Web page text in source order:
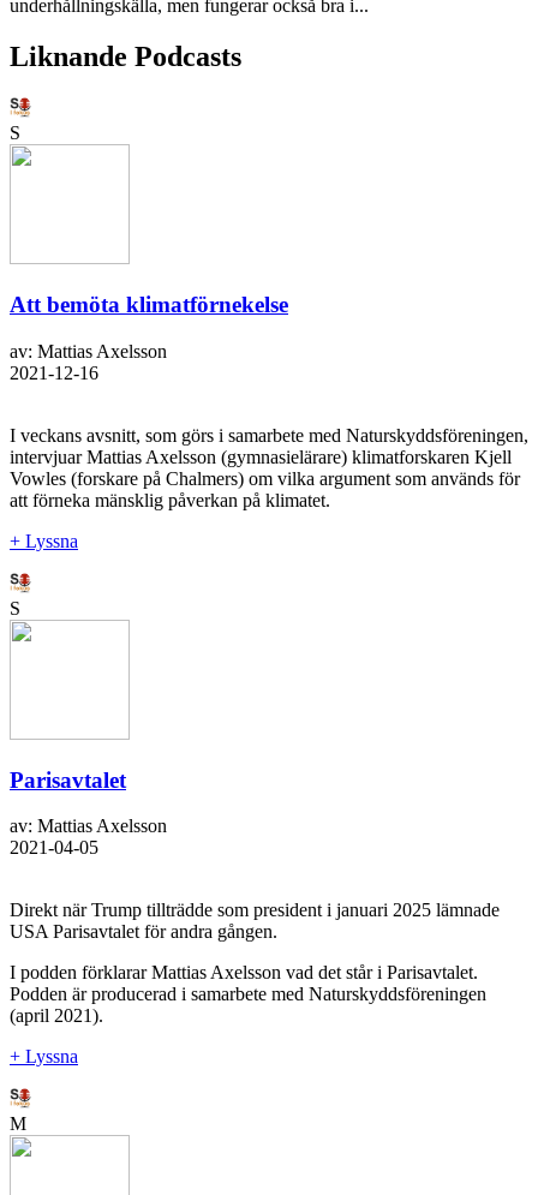
underhållningskälla, men fungerar också bra i...
Liknande Podcasts
S
Att bemöta klimatförnekelse
av: Mattias Axelsson
2021-12-16
I veckans avsnitt, som görs i samarbete med Naturskyddsföreningen,
intervjuar Mattias Axelsson (gymnasielärare) klimatforskaren Kjell
Vowles (forskare på Chalmers) om vilka argument som används för
att förneka mänsklig påverkan på klimatet.
+ Lyssna
S
Parisavtalet
av: Mattias Axelsson
2021-04-05
Direkt när Trump tillträdde som president i januari 2025 lämnade
USA Parisavtalet för andra gången.
I podden förklarar Mattias Axelsson vad det står i Parisavtalet.
Podden är producerad i samarbete med Naturskyddsföreningen
(april 2021).
+ Lyssna
M